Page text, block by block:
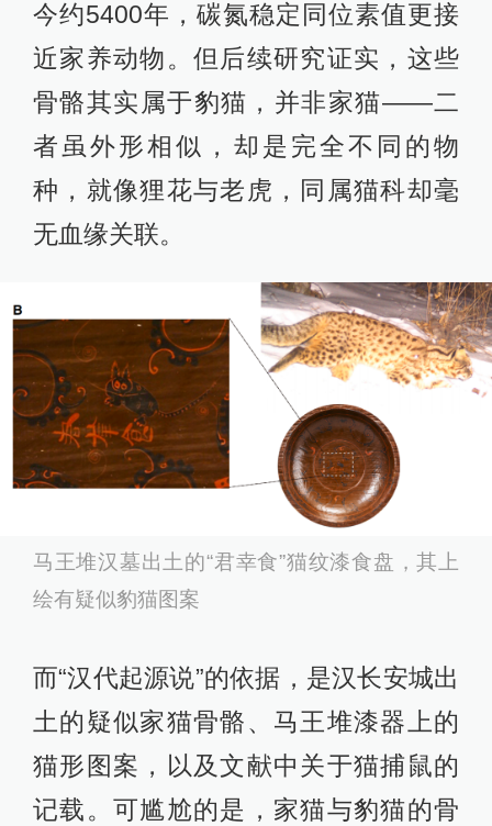
今约5400年，碳氮稳定同位素值更接
近家养动物。但后续研究证实，这些
骨骼其实属于豹猫，并非家猫——二
者虽外形相似，却是完全不同的物
种，就像狸花与老虎，同属猫科却毫
无血缘关联。
马王堆汉墓出土的“君幸食”猫纹漆食盘，其上
绘有疑似豹猫图案
而“汉代起源说”的依据，是汉长安城出
土的疑似家猫骨骼、马王堆漆器上的
猫形图案，以及文献中关于猫捕鼠的
记载。可尴尬的是，家猫与豹猫的骨